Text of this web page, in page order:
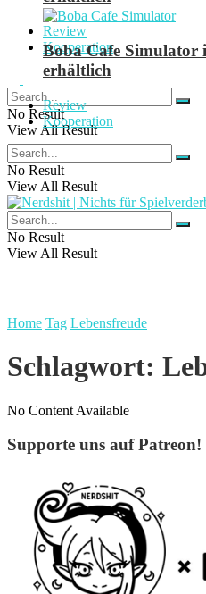
Review
Kooperation
No Result
View All Result
Boba Cafe Simulator
erhältlich
Review
Kooperation
No Result
View All Result
No Result
View All Result
Home Tag Lebensfreude
Schlagwort:
No Content Available
Supporte uns auf Patreon!